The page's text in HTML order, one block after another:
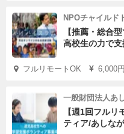
NPOチャイルド
【推薦・総合
高校生の力で支
フルリモートOK 6,000円
一般財団法人あ
【週1回フル
ティア/あしな